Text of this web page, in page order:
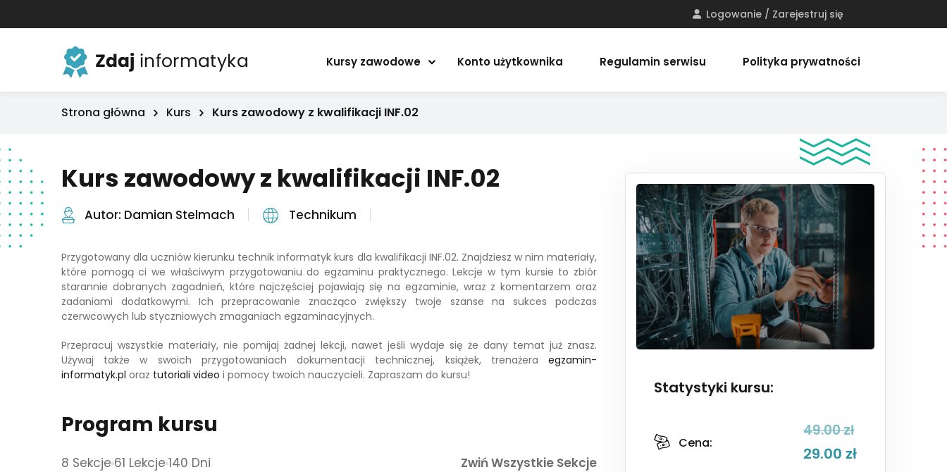
Logowanie / Zarejestruj się
Kursy zawodowe Konto użytkownika Regulamin serwisu Polityka prywatności
Strona główna Kurs Kurs zawodowy z kwalifikacji INF.02
Kurs zawodowy z kwalifikacji INF.02
Autor: Damian Stelmach Technikum
Przygotowany dla uczniów kierunku technik informatyk kurs dla kwalifikacji INF.02. Znajdziesz w nim materiały,
które pomogą ci we właściwym przygotowaniu do egzaminu praktycznego. Lekcje w tym kursie to zbiór
starannie dobranych zagadnień, które najczęściej pojawiają się na egzaminie, wraz z komentarzem oraz
zadaniami dodatkowymi. Ich przepracowanie znacząco zwiększy twoje szanse na sukces podczas
czerwcowych lub styczniowych zmaganiach egzaminacyjnych.
Przepracuj wszystkie materiały, nie pomijaj żadnej lekcji, nawet jeśli wydaje się że dany temat już znasz.
Używaj także w swoich przygotowaniach dokumentacji technicznej, książek, trenażera egzamin-
informatyk.pl oraz tutoriali video i pomocy twoich nauczycieli. Zapraszam do kursu!
Program kursu
8 Sekcje 61 Lekcje 140 Dni Zwiń Wszystkie Sekcje
Statystyki kursu:
Cena:
49.00zł
29.00 zł
Zalogować się Zapisać się
Nie masz konta?Zapisać się